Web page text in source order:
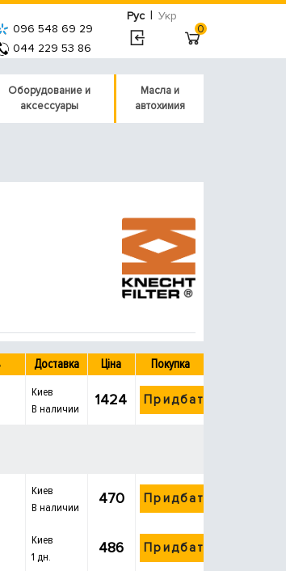
Рус | Укр
096 548 69 29
044 229 53 86
0
Оборудование и
аксессуары
Масла и
автохимия
Доставка Ціна Покупка
Киев
В наличии
1424 Придбати
Киев
В наличии
470 Придбати
Киев
1 дн.
486 Придбати